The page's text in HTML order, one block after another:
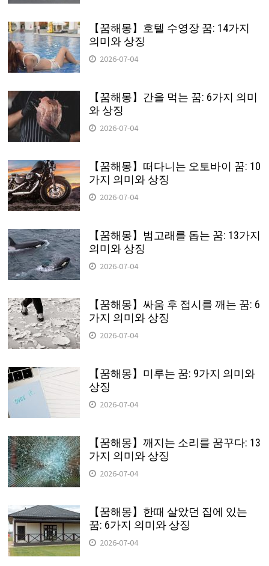
【꿈해몽】호텔 수영장 꿈: 14가지
의미와 상징
2026-07-04
【꿈해몽】간을 먹는 꿈: 6가지 의미
와 상징
2026-07-04
【꿈해몽】떠다니는 오토바이 꿈: 10
가지 의미와 상징
2026-07-04
【꿈해몽】범고래를 돕는 꿈: 13가지
의미와 상징
2026-07-04
【꿈해몽】싸움 후 접시를 깨는 꿈: 6
가지 의미와 상징
2026-07-04
【꿈해몽】미루는 꿈: 9가지 의미와
상징
2026-07-04
【꿈해몽】깨지는 소리를 꿈꾸다: 13
가지 의미와 상징
2026-07-04
【꿈해몽】한때 살았던 집에 있는
꿈: 6가지 의미와 상징
2026-07-04